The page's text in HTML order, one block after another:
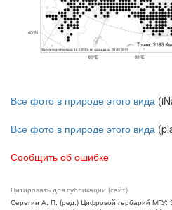
Все фото в природе этого вида
Все фото в природе этого вида
Сообщить об ошибке
Цитировать для публикации (сайт)
Серегин А. П. (ред.) Цифровой гербарий МГУ: